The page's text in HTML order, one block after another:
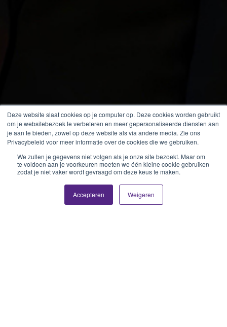
Deze website slaat cookies op je computer op. Deze cookies worden gebruikt
om je websitebezoek te verbeteren en meer gepersonaliseerde diensten aan
je aan te bieden, zowel op deze website als via andere media. Zie ons
Privacybeleid voor meer informatie over de cookies die we gebruiken.
We zullen je gegevens niet volgen als je onze site bezoekt. Maar om
te voldoen aan je voorkeuren moeten we één kleine cookie gebruiken
zodat je niet vaker wordt gevraagd om deze keus te maken.
Accepteren Weigeren